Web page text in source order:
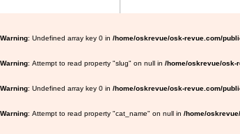
Warning : Undefined array key 0 in /home/oskrevue/osk-revue.com/
Warning : Attempt to read property "slug" on null in /home/oskrevue/osk-
Warning : Undefined array key 0 in /home/oskrevue/osk-revue.com/
Warning : Attempt to read property "cat_name" on null in /home/